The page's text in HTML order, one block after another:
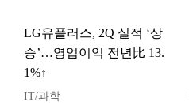
LG유플러스, 2Q 실적 ‘상
승’…영업이익 전년比 13.
1%↑
IT/과학